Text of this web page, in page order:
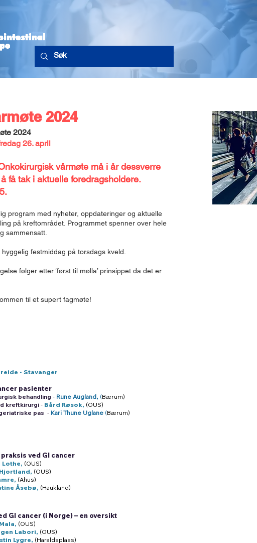
2024
2024
26.april
vårmøte må i år dessverre
få tak i aktuelle foredragsholdere.
program med nyheter, oppdateringer og aktuelle
på kreftområdet. Programmet spenner over hele
sammensatt.
festmiddag på torsdags kveld.
følger etter ‘først til mølla’ prinsippet da det er
til et supert fagmøte!
• Stavanger
pasienter
behandling - Rune Augland, (Bærum)
kreftkirurgi - Bård Røsok, (OUS)
pas - Kari Thune Uglane (Bærum)
praksis ved GI cancer
Lothe, (OUS)
(OUS)
(Ahus)
Åsebø, (Haukland)
GI cancer (i Norge) – en oversikt
(OUS)
Labori, (OUS)
Lygre, (Haraldsplass)